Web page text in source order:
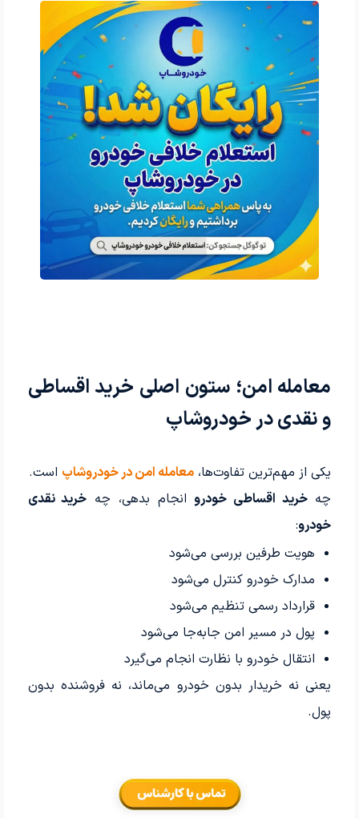
معامله امن؛ ستون اصلی خرید اقساطی
و نقدی در خودروشاپ
یکی از مهم‌ترین تفاوت‌ها، معامله امن در خودروشاپ است.
چهخرید اقساطی خودروانجام بدهی، چه خرید نقدی
خودرو:
هویت طرفین بررسی می‌شود
مدارک خودرو کنترل می‌شود
قرارداد رسمی تنظیم می‌شود
پول در مسیر امن جابه‌جا می‌شود
انتقال خودرو با نظارت انجام می‌گیرد
یعنی نه خریدار بدون خودرو می‌ماند، نه فروشنده بدون
پول.